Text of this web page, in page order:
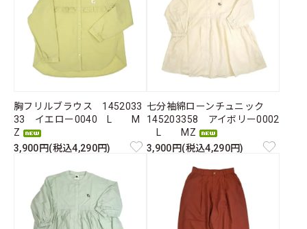
胸フリルブラウス 1452033
33 イエロー0040 L M
Z
3,900円(税込4,290円)
七分袖綿ローンチュニック
145203358 アイボリー0002
L MZ
3,900円(税込4,290円)